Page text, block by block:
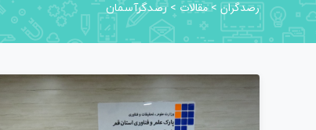
رصدگران >مقالات >رصدگرآسمان